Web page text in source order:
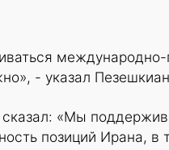
- указал
«Мы
позиций Ирана, в